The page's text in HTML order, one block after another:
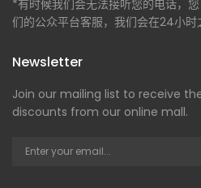
*有时候我们会无法接听您的电话，
们的公众平台客服，我们会在24小时
Newsletter
Join our mailing list to receive
discounts from our online mall.